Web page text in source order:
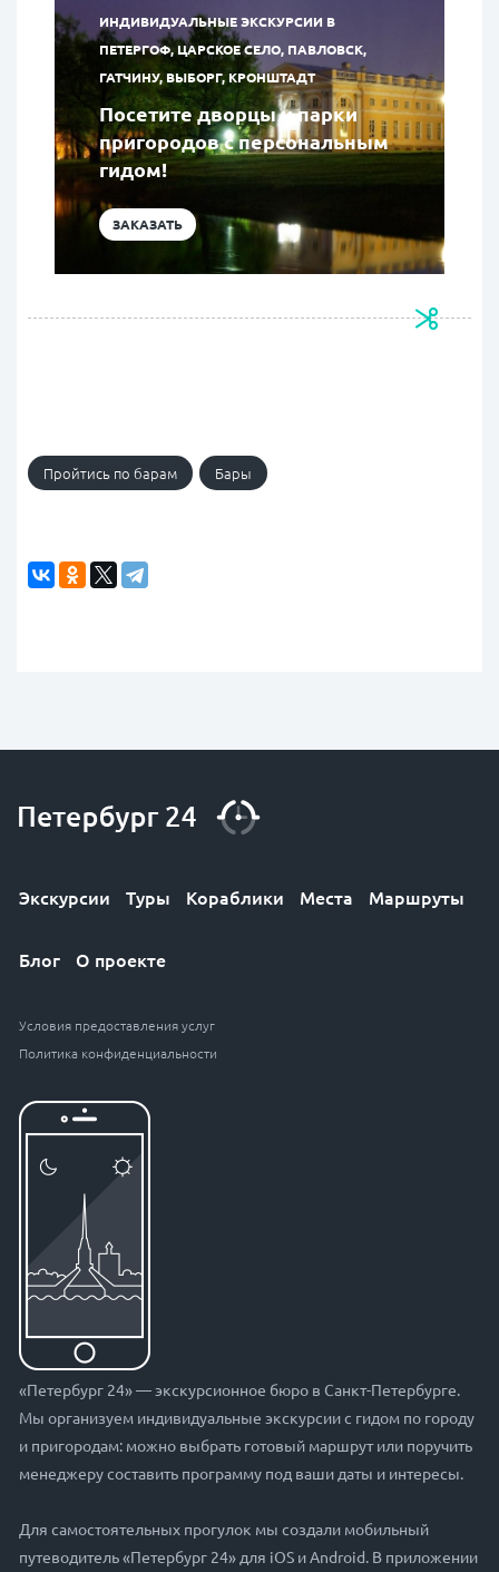
ИНДИВИДУАЛЬНЫЕ ЭКСКУРСИИ В
ПЕТЕРГОФ, ЦАРСКОЕ СЕЛО, ПАВЛОВСК,
ГАТЧИНУ, ВЫБОРГ, КРОНШТАДТ
Посетите дворцы и парки
пригородов с персональным
гидом!
ЗАКАЗАТЬ
Пройтись по барам Бары
Экскурсии Туры Кораблики Места Маршруты
Блог О проекте
Условия предоставления услуг
Политика конфиденциальности
«Петербург 24» — экскурсионное бюро в Санкт-Петербурге.
Мы организуем индивидуальные экскурсии с гидом по городу
и пригородам: можно выбрать готовый маршрут или поручить
менеджеру составить программу под ваши даты и интересы.
Для самостоятельных прогулок мы создали мобильный
путеводитель «Петербург 24» для iOS и Android. В приложении